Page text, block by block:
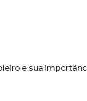
e sua